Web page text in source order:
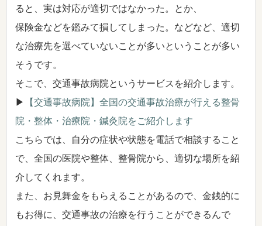
ると、実は対応が適切ではなかった。とか、
保険金などを鑑みて損してしまった。などなど、適切
な治療先を選べていないことが多いということが多い
そうです。
そこで、交通事故病院というサービスを紹介します。
▶
【交通事故病院】全国の交通事故治療が行える整骨
院・整体・治療院・鍼灸院をご紹介します
こちらでは、自分の症状や状態を電話で相談すること
で、全国の医院や整体、整骨院から、適切な場所を紹
介してくれます。
また、お見舞金をもらえることがあるので、金銭的に
もお得に、交通事故の治療を行うことができるんで